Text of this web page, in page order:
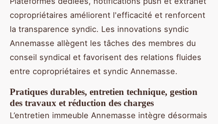
copropriétaires améliorent l'efficacité et renforcent
la transparence syndic. Les innovations syndic
Annemasse allègent les tâches des membres du
conseil syndical et favorisent des relations fluides
entre copropriétaires et syndic Annemasse.
Pratiques durables, entretien technique, gestion
des travaux et réduction des charges
L’entretien immeuble Annemasse intègre désormais